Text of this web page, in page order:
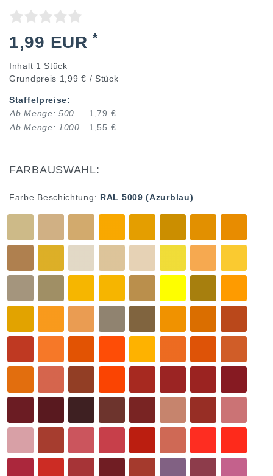
1,99 EUR*
Inhalt 1 Stück
Grundpreis 1,99 € / Stück
Staffelpreise:
Ab Menge: 500
1,79 €
Ab Menge: 1000
1,55 €
FARBAUSWAHL:
Farbe Beschichtung: RAL 5009 (Azurblau)